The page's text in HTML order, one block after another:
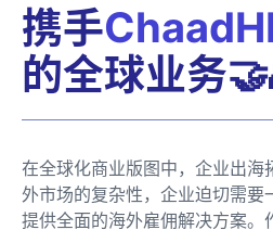
携手
的全球业务
在全球化商业版图中，企业出海
外市场的复杂性，企业迫切需要
提供全面的海外雇佣解决方案。